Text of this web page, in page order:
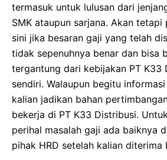
termasuk untuk lulusan dari
SMK ataupun sarjana. Akan
sini jika besaran gaji yang telah
tidak sepenuhnya benar dan bisa
tergantung dari kebijakan PT K33
sendiri. Walaupun begitu
kalian jadikan bahan
bekerja di PT K33 Distribusi.
perihal masalah gaji ada baiknya
pihak HRD setelah kalian diterima